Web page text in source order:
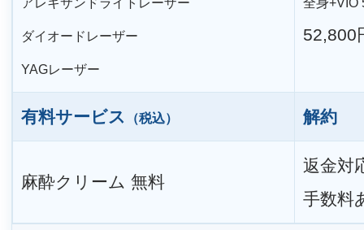
ダイオードレーザー
YAGレーザー
52,800
有料サービス （税込） 解約
麻酔クリーム 無料
返金対
手数料